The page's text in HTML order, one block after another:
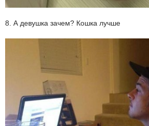
8. А девушка зачем? Кошка лучше